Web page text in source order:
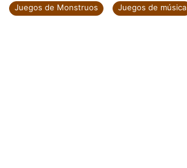
Juegos de Monstruos Juegos de música